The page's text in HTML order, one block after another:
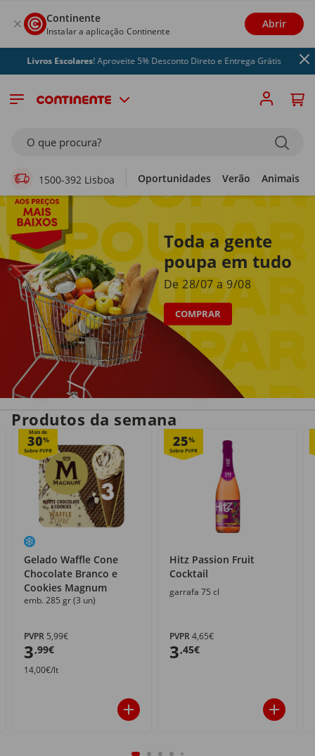
Continente
Instalar a aplicação Continente
Abrir
Escolares! Aproveite 5% Desconto Direto e Entrega Grátis
O que procura?
1500-392 Lisboa Oportunidades Verão Animais
Supermercado Online
Toda a gente
poupa em tudo
De 28/07 a 9/08
COMPRAR
Entrega em casa
no próprio dia
Recolha grátis
com o Click&Go
Produtos da semana
Mais de
30%
Gelado Waffle Cone
Chocolate Branco e
Cookies Magnum
emb. 285 gr (3 un)
PVPR 5,99€
3,99€
14,00€/lt
25%
Hitz Passion Fruit
Cocktail
garrafa 75 cl
PVPR4,65€
3,45€